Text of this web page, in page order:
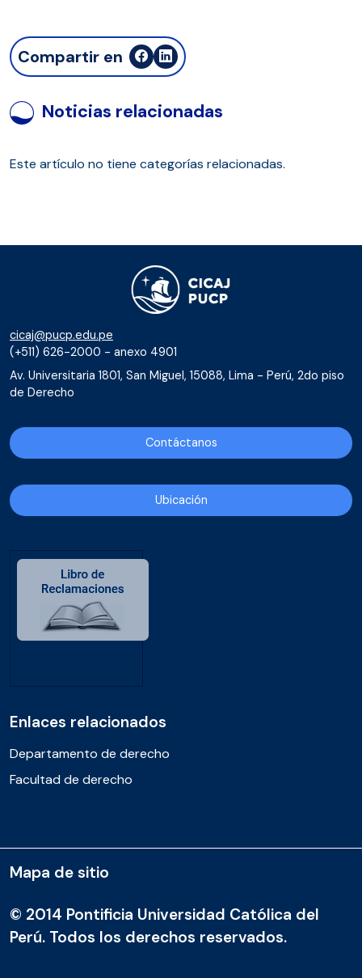
Compartir en
Noticias relacionadas
Este artículo no tiene categorías relacionadas.
cicaj@pucp.edu.pe
(+511) 626-2000 - anexo 4901
Av. Universitaria 1801, San Miguel, 15088, Lima - Perú, 2do piso
de Derecho
Contáctanos
Ubicación
Enlaces relacionados
Departamento de derecho
Facultad de derecho
© 2014 Pontificia Universidad Católica del
Perú. Todos los derechos reservados.
Mapa de sitio